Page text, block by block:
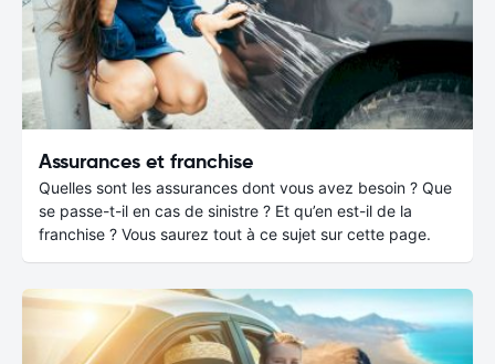
Assurances et franchise
Quelles sont les assurances dont vous avez besoin ? Que
se passe-t-il en cas de sinistre ? Et qu’en est-il de la
franchise ? Vous saurez tout à ce sujet sur cette page.